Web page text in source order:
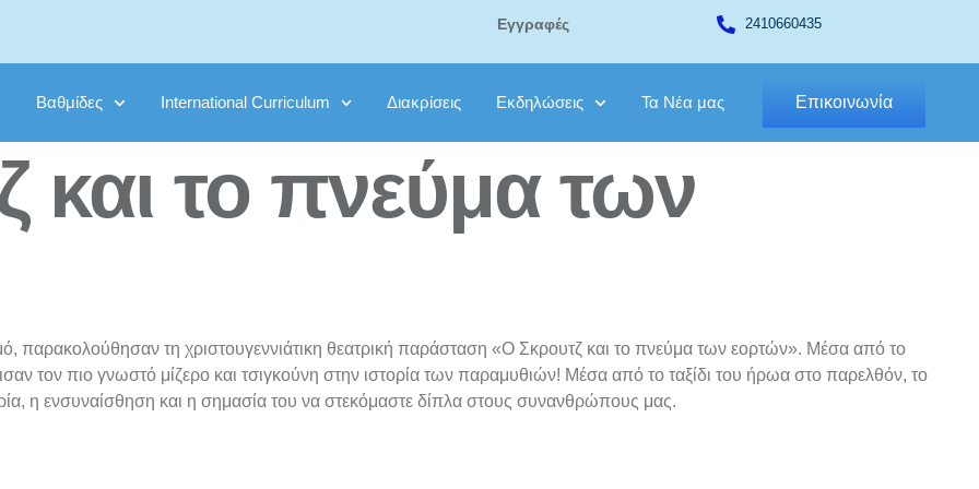
Εγγραφές 2410660435
Βαθμίδες International Curriculum Διακρίσεις Εκδηλώσεις Τα Νέα μας Επικοινωνία
και το πνεύμα των
παρακολούθησαν τη χριστουγεννιάτικη θεατρική παράσταση «Ο Σκρουτζ και το πνεύμα των εορτών». Μέσα από το
τον πιο γνωστό μίζερο και τσιγκούνη στην ιστορία των παραμυθιών! Μέσα από το ταξίδι του ήρωα στο παρελθόν, το
η ενσυναίσθηση και η σημασία του να στεκόμαστε δίπλα στους συνανθρώπους μας.